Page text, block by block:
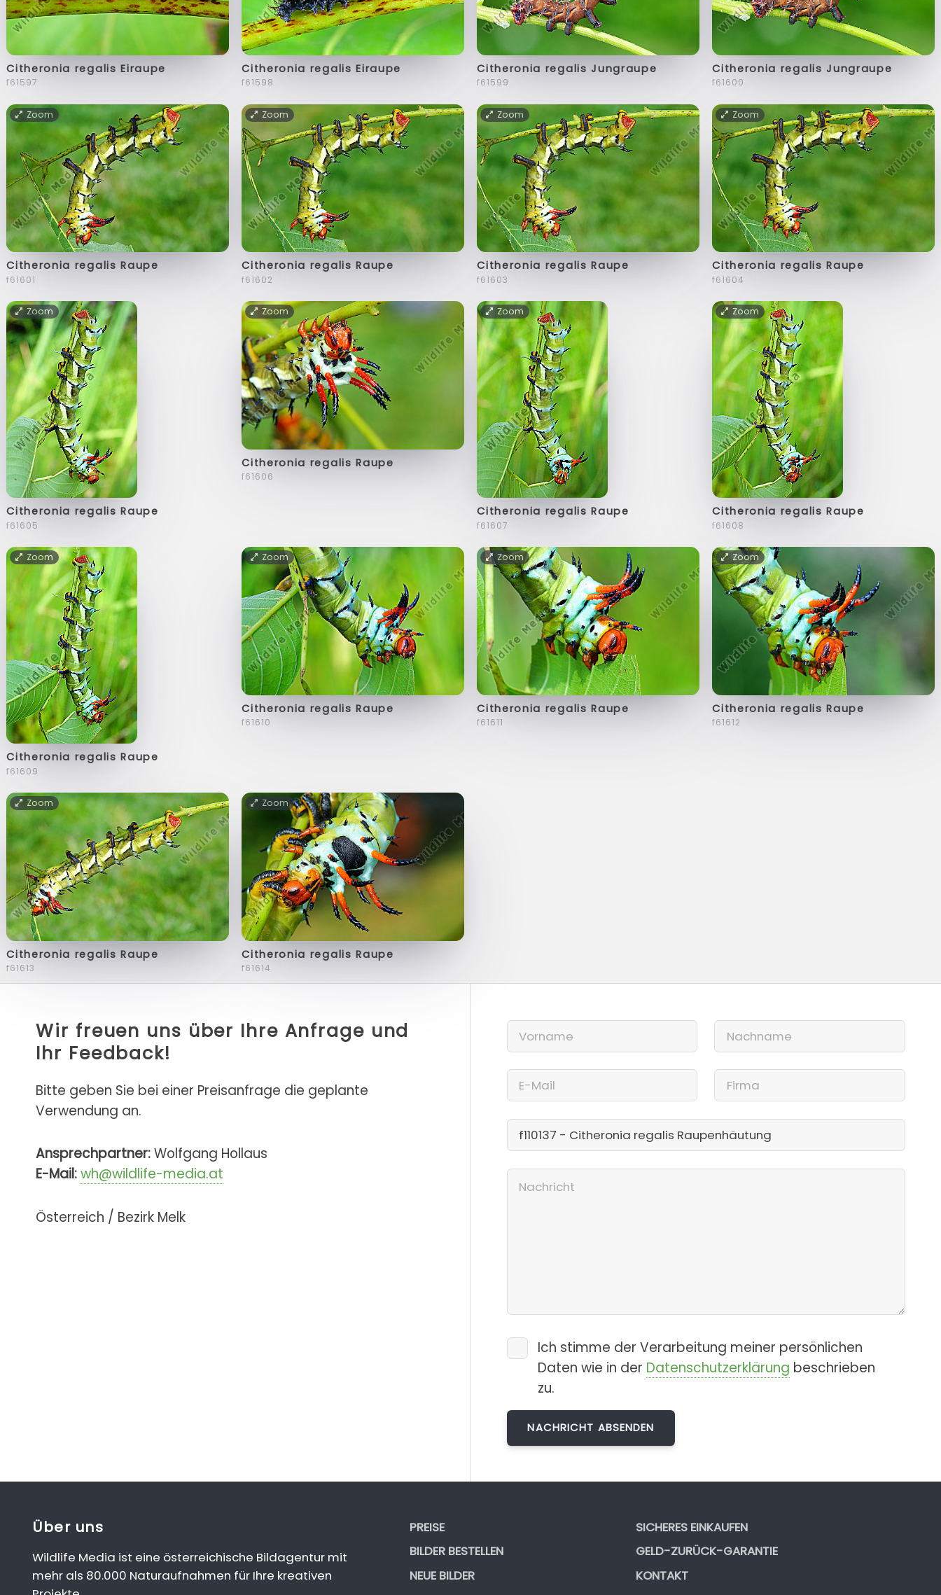
Citheronia regalis Eiraupe
f61597
Citheronia regalis Eiraupe
f61598
Citheronia regalis Jungraupe
f61599
Citheronia regalis Jungraupe
f61600
Zoom
Citheronia regalis Raupe
f61601
Zoom
Citheronia regalis Raupe
f61602
Zoom
Citheronia regalis Raupe
f61603
Zoom
Citheronia regalis Raupe
f61604
Zoom
Citheronia regalis Raupe
f61605
Zoom
Citheronia regalis Raupe
f61606
Zoom
Citheronia regalis Raupe
f61607
Zoom
Citheronia regalis Raupe
f61608
Zoom
Citheronia regalis Raupe
f61609
Zoom
Citheronia regalis Raupe
f61610
Zoom
Citheronia regalis Raupe
f61611
Zoom
Citheronia regalis Raupe
f61612
Zoom
Citheronia regalis Raupe
f61613
Zoom
Citheronia regalis Raupe
f61614
Wir freuen uns über Ihre Anfrage und
Ihr Feedback!
Bitte geben Sie bei einer Preisanfrage die geplante
Verwendung an.
Ansprechpartner:Wolfgang Hollaus
E-Mail:wh@wildlife-media.at
Österreich / Bezirk Melk
Ich stimme der Verarbeitung meiner persönlichen
Daten wie in der Datenschutzerklärung beschrieben
zu.
Über uns
Wildlife Media ist eine österreichische Bildagentur mit
mehr als 80.000 Naturaufnahmen für Ihre kreativen
PREISE
BILDER BESTELLEN
NEUE BILDER
SICHERES EINKAUFEN
GELD-ZURÜCK-GARANTIE
KONTAKT